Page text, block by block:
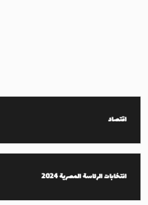
اقتصاد
انتخابات الرئاسة المصرية 2024